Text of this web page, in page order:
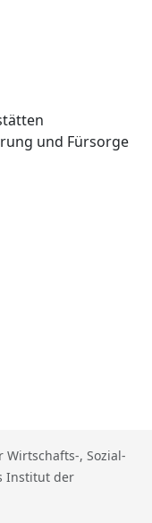
und Fürsorge
Wirtschafts-, Sozial-
Institut der